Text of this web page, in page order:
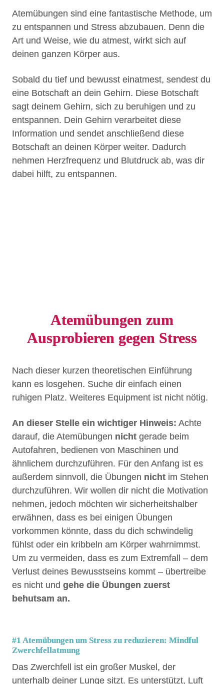
Atemübungen sind eine fantastische Methode, um
zu entspannen und Stress abzubauen. Denn die
Art und Weise, wie du atmest, wirkt sich auf
deinen ganzen Körper aus.
Sobald du tief und bewusst einatmest, sendest du
eine Botschaft an dein Gehirn. Diese Botschaft
sagt deinem Gehirn, sich zu beruhigen und zu
entspannen. Dein Gehirn verarbeitet diese
Information und sendet anschließend diese
Botschaft an deinen Körper weiter. Dadurch
nehmen Herzfrequenz und Blutdruck ab, was dir
dabei hilft, zu entspannen.
Atemübungen zum
Ausprobieren gegen Stress
Nach dieser kurzen theoretischen Einführung
kann es losgehen. Suche dir einfach einen
ruhigen Platz. Weiteres Equipment ist nicht nötig.
An dieser Stelle ein wichtiger Hinweis: Achte
darauf, die Atemübungen nicht gerade beim
Autofahren, bedienen von Maschinen und
ähnlichem durchzuführen. Für den Anfang ist es
außerdem sinnvoll, die Übungen nicht im Stehen
durchzuführen. Wir wollen dir nicht die Motivation
nehmen, jedoch möchten wir sicherheitshalber
erwähnen, dass es bei einigen Übungen
vorkommen könnte, dass du dich schwindelig
fühlst oder ein kribbeln am Körper wahrnimmst.
Um zu vermeiden, dass es zum Extremfall – dem
Verlust deines Bewusstseins kommt – übertreibe
es nicht und gehe die Übungen zuerst
behutsam an.
#1 Atemübungen um Stress zu reduzieren: Mindful
Zwerchfellatmung
Das Zwerchfell ist ein großer Muskel, der
unterhalb deiner Lunge sitzt. Es unterstützt, Luft